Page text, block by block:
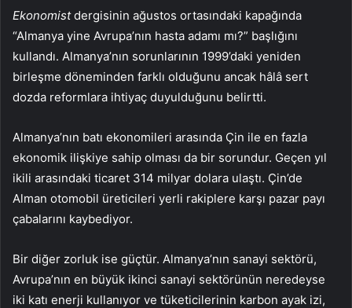
Ekonomistdergisinin ağustos ortasındaki kapağında
“Almanya yine Avrupa’nın hasta adamı mı?” başlığını
kullandı. Almanya’nın sorunlarının 1999’daki yeniden
birleşme döneminden farklı olduğunu ancak hâlâ sert
dozda reformlara ihtiyaç duyulduğunu belirtti.
Almanya’nın batı ekonomileri arasında Çin ile en fazla
ekonomik ilişkiye sahip olması da bir sorundur. Geçen yıl
ikili arasındaki ticaret 314 milyar dolara ulaştı. Çin’de
Alman otomobil üreticileri yerli rakiplere karşı pazar payı
çabalarını kaybediyor.
Bir diğer zorluk ise güçtür. Almanya’nın sanayi sektörü,
Avrupa’nın en büyük ikinci sanayi sektörünün neredeyse
iki katı enerji kullanıyor ve tüketicilerinin karbon ayak izi,